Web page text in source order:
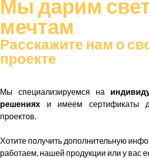
Мы дарим
мечтам
Расскажите нам о
проекте
Мы специализируемся на
решениях и имеем сертификаты
проектов.
Хотите получить дополнительную
работаем, нашей продукции или у вас